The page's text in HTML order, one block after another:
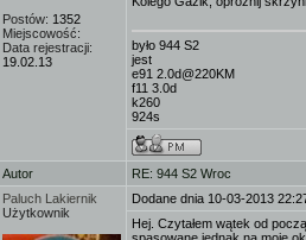
Postów: 1352
Miejscowość:
Data rejestracji:
19.02.13
było 944 S2
jest
e91 2.0d@220KM
f11 3.0d
k260
924s
Autor
RE: 944 S2 Wroc
Paluch Lakiernik
Użytkownik
Dodane dnia 10-03-2013
Hej. Czytałem wątek od